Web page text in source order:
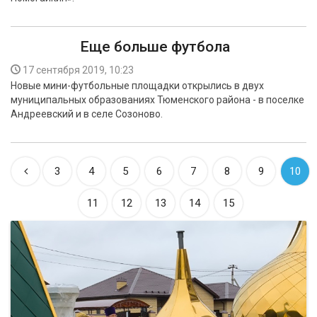
Еще больше футбола
17 сентября 2019, 10:23
Новые мини-футбольные площадки открылись в двух
муниципальных образованиях Тюменского района - в поселке
Андреевский и в селе Созоново.
3 4 5 6 7 8 9 10
11 12 13 14 15